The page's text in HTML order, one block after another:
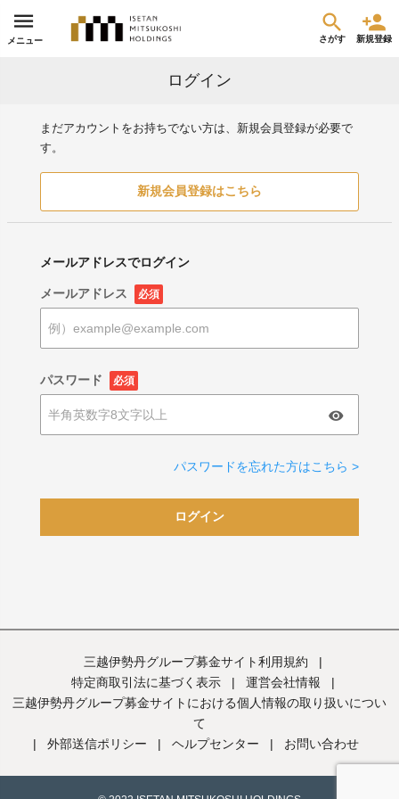
メニュー さがす 新規登録
ログイン
まだアカウントをお持ちでない方は、新規会員登録が必要で
す。
新規会員登録はこちら
メールアドレスでログイン
メールアドレス 必須
パスワード 必須
パスワードを忘れた方はこちら >
ログイン
三越伊勢丹グループ募金サイト利用規約
|
特定商取引法に基づく表示
| 運営会社情報
|
三越伊勢丹グループ募金サイトにおける個人情報の取り扱いについ
て
|
外部送信ポリシー | ヘルプセンター | お問い合わせ